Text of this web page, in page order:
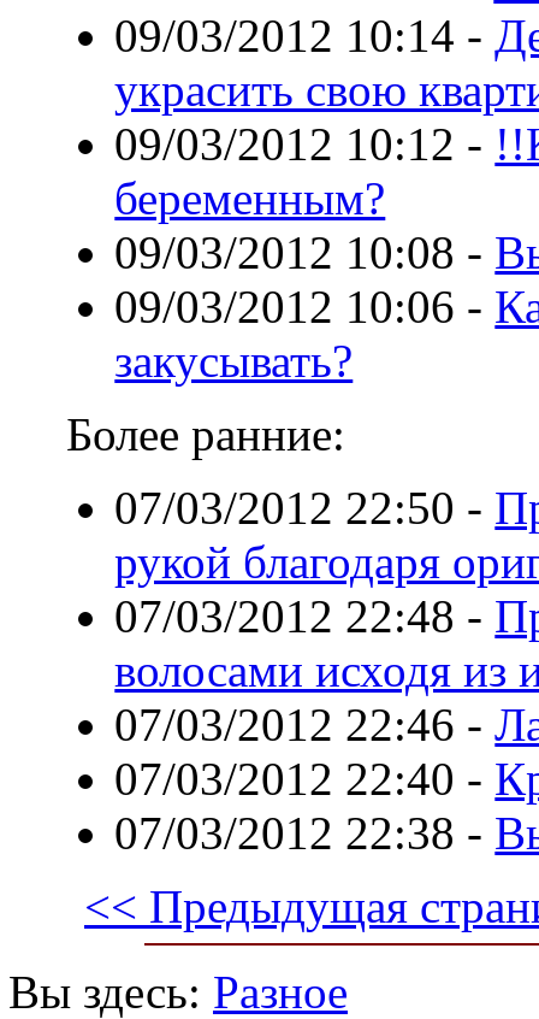
09/03/2012 10:14 -
украсить свою
09/03/2012 10:12 -
беременным?
09/03/2012 10:08 -
09/03/2012 10:06 -
закусывать?
Более ранние:
07/03/2012 22:50 -
рукой благодаря
07/03/2012 22:48 -
волосами исходя из
07/03/2012 22:46 -
07/03/2012 22:40 -
07/03/2012 22:38 -
<< Предыдущая
Вы здесь: Разное